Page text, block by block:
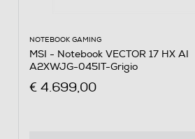
NOTEBOOK GAMING
MSI - Notebook VECTOR 17 HX AI
A2XWJG-045IT-Grigio
€ 4.699,00